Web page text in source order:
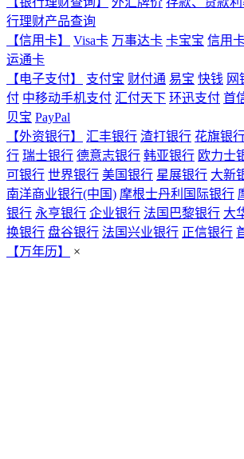
行理财产品查询
【信用卡】
Visa卡 万事达卡 卡宝宝 信用
运通卡
【电子支付】
支付宝 财付通 易宝 快钱 网
付 中移动手机支付 汇付天下 环迅支付 首
贝宝 PayPal
【外资银行】
汇丰银行 渣打银行 花旗银
行 瑞士银行 德意志银行 韩亚银行 欧力士
可银行 世界银行 美国银行 星展银行 大新
南洋商业银行(中国) 摩根士丹利国际银行
银行 永亨银行 企业银行 法国巴黎银行 大
换银行 盘谷银行 法国兴业银行 正信银行
【万年历】
×